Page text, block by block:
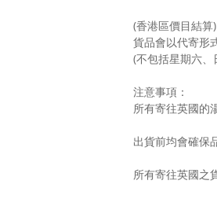
(香港區價目結算
貨品會以代寄形
(不包括星期六、
注意事項：
所有寄往英國的
出貨前均會確保
所有寄往英國之